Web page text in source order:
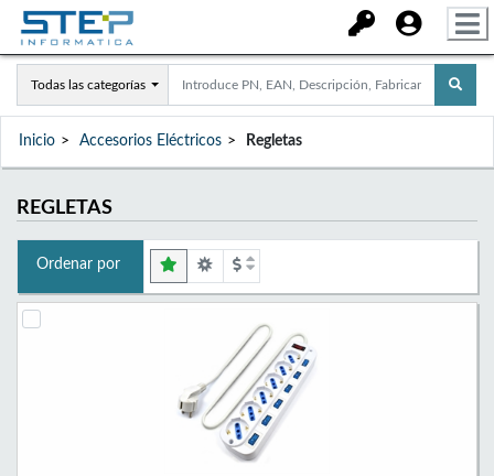
Todas las categorías
Inicio Accesorios Eléctricos Regletas
REGLETAS
Ordenar por